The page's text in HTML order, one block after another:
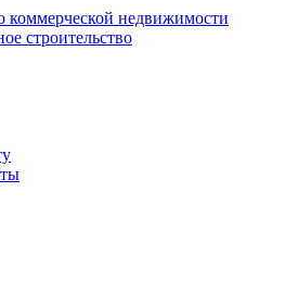
коммерческой недвижимости
строительство